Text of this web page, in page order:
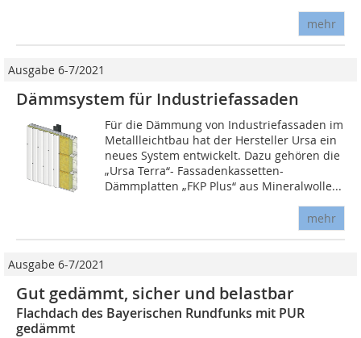
mehr
Ausgabe 6-7/2021
Dämmsystem für Industriefassaden
Für die Dämmung von Industriefassaden im
Metallleichtbau hat der Hersteller Ursa ein
neues System entwickelt. Dazu gehören die
„Ursa Terra“- Fassadenkassetten-
Dämmplatten „FKP Plus“ aus Mineralwolle...
mehr
Ausgabe 6-7/2021
Gut gedämmt, sicher und belastbar
Flachdach des Bayerischen Rundfunks mit PUR
gedämmt